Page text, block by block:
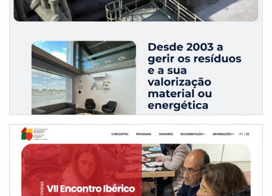
WEBSITE VII ENCONTRO IBÉRICO DE ORÇAMENTOS
PARTICIPATIVOS 2025